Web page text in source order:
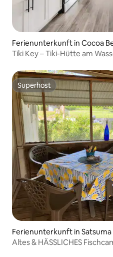
Ferienunterkunft in Cocoa
Tiki Key – Tiki-Hütte am
Superhost
Superhost
Ferienunterkunft in Satsuma
Altes & HÄSSLICHES